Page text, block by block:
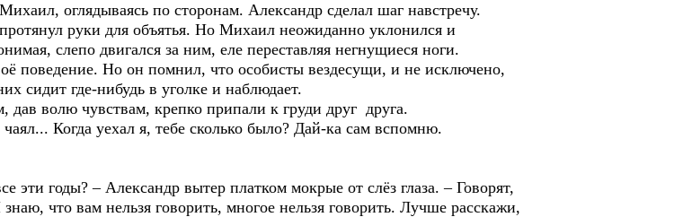
оглядываясь по сторонам. Александр сделал шаг навстречу.
руки для объятья. Но Михаил неожиданно уклонился и
слепо двигался за ним, еле переставляя негнущиеся ноги.
поведение. Но он помнил, что особисты вездесущи, и не исключено,
сидит где-нибудь в уголке и наблюдает.
дав волю чувствам, крепко припали к груди друг друга.
Когда уехал я, тебе сколько было? Дай-ка сам вспомню.
годы? – Александр вытер платком мокрые от слёз глаза. – Говорят,
что вам нельзя говорить, многое нельзя говорить. Лучше расскажи,